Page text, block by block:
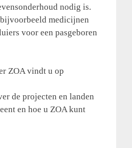
nodig is.
medicijnen
voor een pasgeboren
ZOA vindt u op
de projecten en landen
en hoe u ZOA kunt